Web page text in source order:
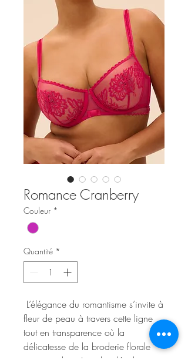
Romance Cranberry
Couleur *
Quantité *
L’élégance du romantisme s’invite à
fleur de peau à travers cette ligne
tout en transparence où la
délicatesse de la broderie florale